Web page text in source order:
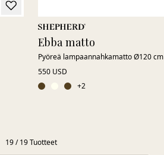
Ebba matto
Pyöreä lampaannahkamatto Ø120 cm
550 USD
+2
19 /19 Tuotteet